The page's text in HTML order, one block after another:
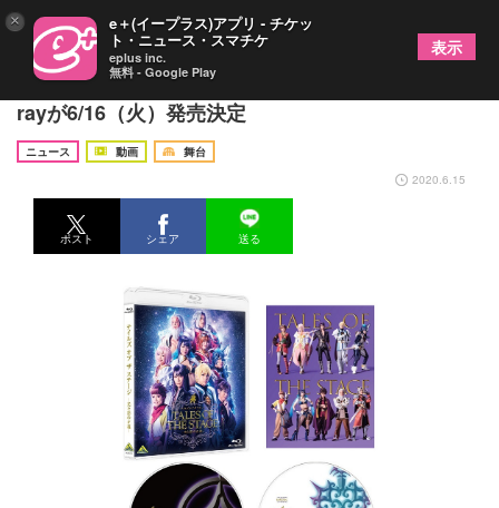
『テイルズ オブ ザ ステージ -光と影の正義-』Blu-
rayが6/16（火）発売決定
ニュース 動画
舞台
2020.6.15
ポスト シェア 送る
× e＋(イープラス)アプリ - チケッ
ト・ニュース・スマチケ
eplus inc.
無料 - Google Play
表示